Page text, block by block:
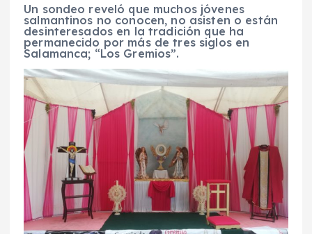
Un sondeo reveló que muchos jóvenes
salmantinos no conocen, no asisten o están
desinteresados en la tradición que ha
permanecido por más de tres siglos en
Salamanca; “Los Gremios”.